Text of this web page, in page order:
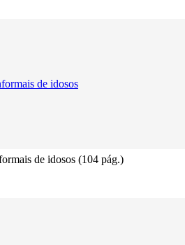
de idosos
de idosos (104 pág.)